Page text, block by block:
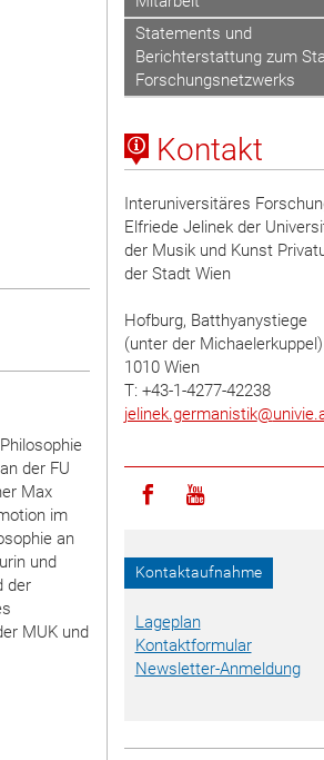
der FU
Max
im
an
und
der
MUK und
Statements und
Berichterstattung zum
Forschungsnetzwerks
Kontakt
Interuniversitäres
Elfriede Jelinek der
der Musik und Kunst
der Stadt Wien
Hofburg, Batthyanystiege
(unter der Michaelerkuppel)
1010 Wien
T: +43-1-4277-42238
jelinek.germanistik@
Icon facebook
Icon youtube
Kontaktaufnahme
Lageplan
Kontaktformular
Newsletter-Anmeldung